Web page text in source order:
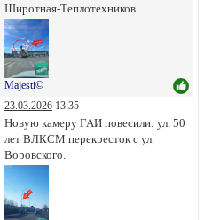
Широтная-Теплотехников.
Majesti©
23.03.2026 13:35
Новую камеру ГАИ повесили: ул. 50
лет ВЛКСМ перекресток с ул.
Воровского.